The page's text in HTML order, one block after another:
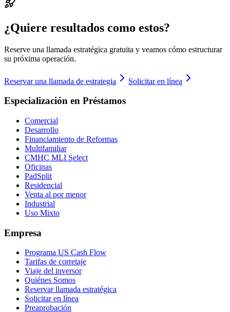
¿Quiere resultados como estos?
Reserve una llamada estratégica gratuita y veamos cómo estructurar
su próxima operación.
Reservar una llamada de estrategia Solicitar en línea
Especialización en Préstamos
Comercial
Desarrollo
Financiamiento de Reformas
Multifamiliar
CMHC MLI Select
Oficinas
PadSplit
Residencial
Venta al por menor
Industrial
Uso Mixto
Empresa
Programa US Cash Flow
Tarifas de corretaje
Viaje del inversor
Quiénes Somos
Reservar llamada estratégica
Solicitar en línea
Preaprobación